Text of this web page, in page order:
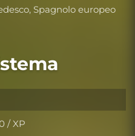
Spagnolo europeo
/ XP